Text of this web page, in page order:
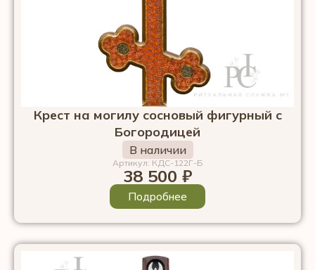
Крест на могилу сосновый фигурный с
Богородицей
В наличии
Артикул: КДС-122Г-Б
38 500 ₽
Подробнее